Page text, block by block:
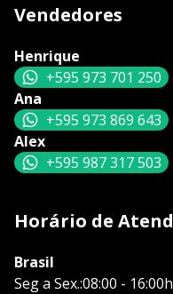
Vendedores
Henrique
+595 973 701 250
Ana
+595 973 869 643
Alex
+595 987 317 503
Horário de
Brasil
Seg a Sex.:08:00 -